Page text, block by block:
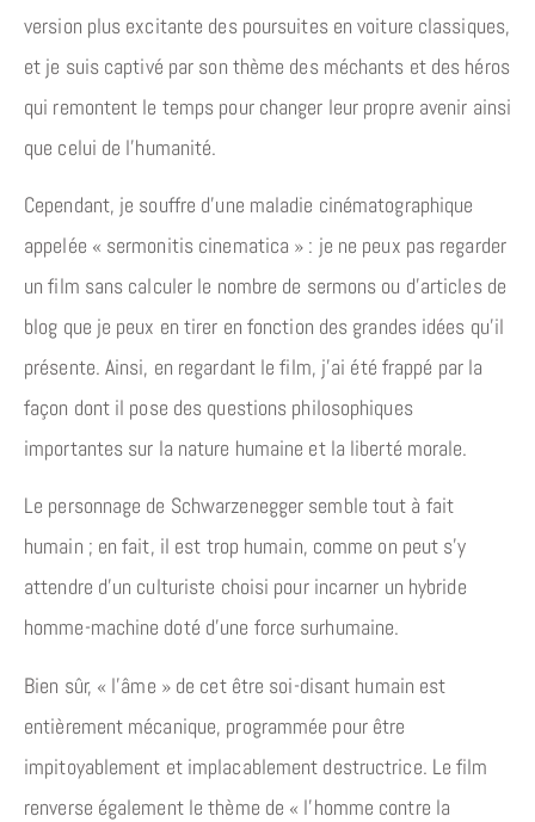
version plus excitante des poursuites en voiture classiques,
et je suis captivé par son thème des méchants et des héros
qui remontent le temps pour changer leur propre avenir ainsi
que celui de l’humanité.
Cependant, je souffre d’une maladie cinématographique
appelée « sermonitis cinematica » : je ne peux pas regarder
un film sans calculer le nombre de sermons ou d’articles de
blog que je peux en tirer en fonction des grandes idées qu’il
présente. Ainsi, en regardant le film, j’ai été frappé par la
façon dont il pose des questions philosophiques
importantes sur la nature humaine et la liberté morale.
Le personnage de Schwarzenegger semble tout à fait
humain ; en fait, il est trop humain, comme on peut s’y
attendre d’un culturiste choisi pour incarner un hybride
homme-machine doté d’une force surhumaine.
Bien sûr, « l’âme » de cet être soi-disant humain est
entièrement mécanique, programmée pour être
impitoyablement et implacablement destructrice. Le film
renverse également le thème de « l’homme contre la